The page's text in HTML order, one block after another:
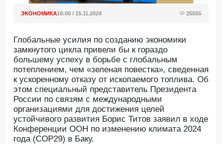
ЭКОНОМИКА16:00 / 15.11.2024 25555
Глобальные усилия по созданию экономики
замкнутого цикла привели бы к гораздо
большему успеху в борьбе с глобальным
потеплением, чем «зеленая повестка», сведенная
к ускоренному отказу от ископаемого топлива. Об
этом специальный представитель Президента
России по связям с международными
организациями для достижения целей
устойчивого развития Борис Титов заявил в ходе
Конференции ООН по изменению климата 2024
года (COP29) в Баку.